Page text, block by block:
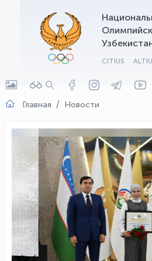
CITIUS
Главная Новости
OLYMPCHIK AI - yordamchi
Онлайн · olympic.uz